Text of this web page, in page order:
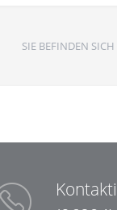
SIE BEFINDEN